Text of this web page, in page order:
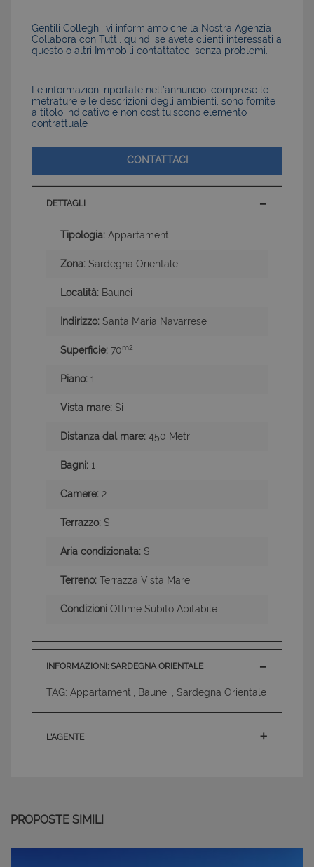
Gentili Colleghi, vi informiamo che la Nostra Agenzia
Collabora con Tutti, quindi se avete clienti interessati a
questo o altri Immobili contattateci senza problemi.
Le informazioni riportate nell’annuncio, comprese le
metrature e le descrizioni degli ambienti, sono fornite
a titolo indicativo e non costituiscono elemento
contrattuale
CONTATTACI
DETTAGLI
Tipologia: Appartamenti
Zona: Sardegna Orientale
Località: Baunei
Indirizzo: Santa Maria Navarrese
Superficie: 70m2
Piano: 1
Vista mare: Si
Distanza dal mare: 450 Metri
Bagni: 1
Camere: 2
Terrazzo: Si
Aria condizionata: Si
Terreno: Terrazza Vista Mare
Condizioni Ottime Subito Abitabile
INFORMAZIONI: SARDEGNA ORIENTALE
TAG: Appartamenti, Baunei , Sardegna Orientale
L'AGENTE
PROPOSTE SIMILI